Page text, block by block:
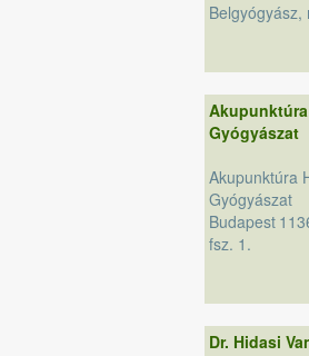
Gyógyászat
Akupunktúra
Gyógyászat
Budapest
fsz. 1.
Dr. Hidasi